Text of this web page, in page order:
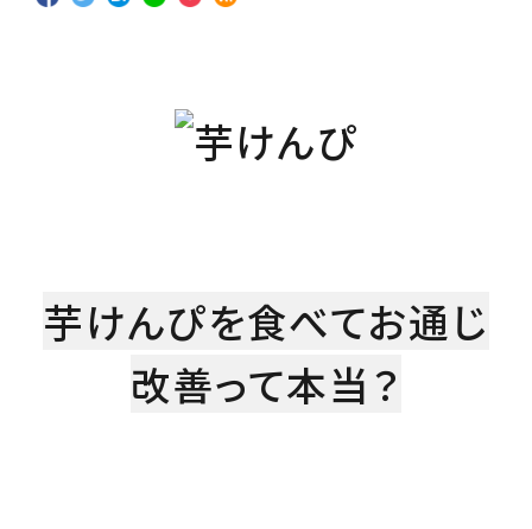
冷凍焼き芋【紅はるか】
芋けんぴを食べてお通じ
改善って本当？